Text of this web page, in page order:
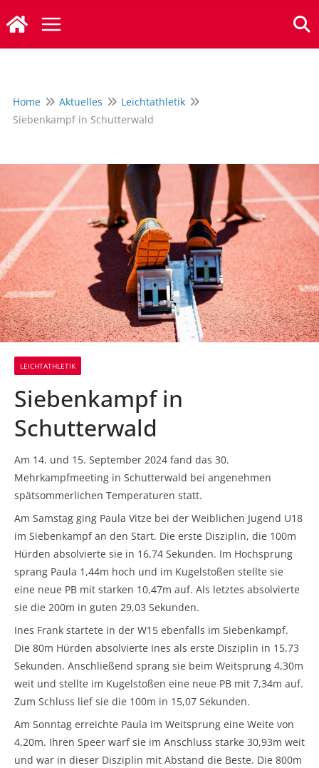
Inhalt
springen
Home Aktuelles
Leichtathletik
Siebenkampf in Schutterwald
LEICHTATHLETIK
Siebenkampf in
Schutterwald
Am 14. und 15. September 2024 fand das 30.
Mehrkampfmeeting in Schutterwald bei angenehmen
spätsommerlichen Temperaturen statt.
Am Samstag ging Paula Vitze bei der Weiblichen Jugend U18
im Siebenkampf an den Start. Die erste Disziplin, die 100m
Hürden absolvierte sie in 16,74 Sekunden. Im Hochsprung
sprang Paula 1,44m hoch und im Kugelstoßen stellte sie
eine neue PB mit starken 10,47m auf. Als letztes absolvierte
sie die 200m in guten 29,03 Sekunden.
Ines Frank startete in der W15 ebenfalls im Siebenkampf.
Die 80m Hürden absolvierte Ines als erste Disziplin in 15,73
Sekunden. Anschließend sprang sie beim Weitsprung 4,30m
weit und stellte im Kugelstoßen eine neue PB mit 7,34m auf.
Zum Schluss lief sie die 100m in 15,07 Sekunden.
Am Sonntag erreichte Paula im Weitsprung eine Weite von
4,20m. Ihren Speer warf sie im Anschluss starke 30,93m weit
und war in dieser Disziplin mit Abstand die Beste. Die 800m